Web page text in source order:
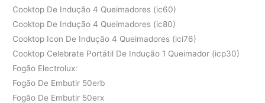
Cooktop De Indução 4 Queimadores (ic60)
Cooktop De Indução 4 Queimadores (ic80)
Cooktop Icon De Indução 4 Queimadores (ici76)
Cooktop Celebrate Portátil De Indução 1 Queimador (icp30)
Fogão Electrolux:
Fogão De Embutir 50erb
Fogão De Embutir 50erx